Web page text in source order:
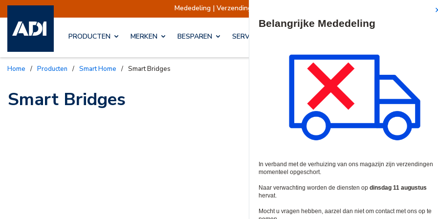
Mededeling | Verzendingen opgeschort Verzendingen
PRODUCTEN MERKEN BESPAREN SERVICES & OPLOSSINGEN
Home / Producten / Smart Home / Smart Bridges
Smart Bridges